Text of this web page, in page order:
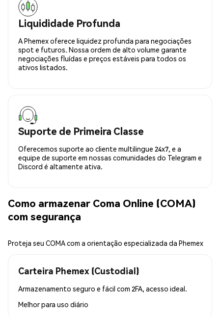
Liquididade Profunda
A Phemex oferece liquidez profunda para negociações
spot e futuros. Nossa ordem de alto volume garante
negociações fluídas e preços estáveis para todos os
ativos listados.
Suporte de Primeira Classe
Oferecemos suporte ao cliente multilingue 24x7, e a
equipe de suporte em nossas comunidades do Telegram e
Discord é altamente ativa.
Como armazenar Coma Online (COMA)
com segurança
Proteja seu COMA com a orientação especializada da Phemex
Carteira Phemex (Custodial)
Armazenamento seguro e fácil com 2FA, acesso ideal.
Melhor para uso diário